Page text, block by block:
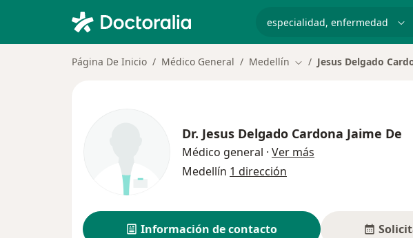
Página De Inicio Médico General Medellín Cambiar de ciudad
Jesus Delgado
Dr. Jesus Delgado Cardona Jaime De
Médico general · Ver más
Medellín 1 dirección
Información de contacto